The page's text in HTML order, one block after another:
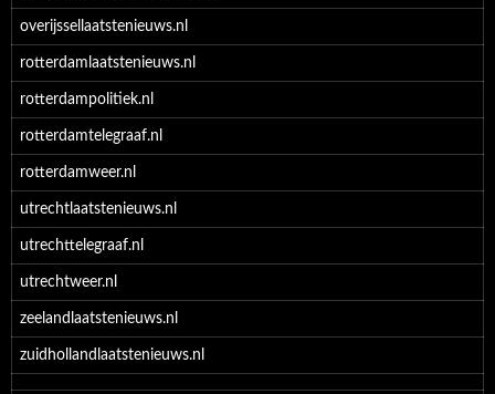
overijssellaatstenieuws.nl
rotterdamlaatstenieuws.nl
rotterdampolitiek.nl
rotterdamtelegraaf.nl
rotterdamweer.nl
utrechtlaatstenieuws.nl
utrechttelegraaf.nl
utrechtweer.nl
zeelandlaatstenieuws.nl
zuidhollandlaatstenieuws.nl